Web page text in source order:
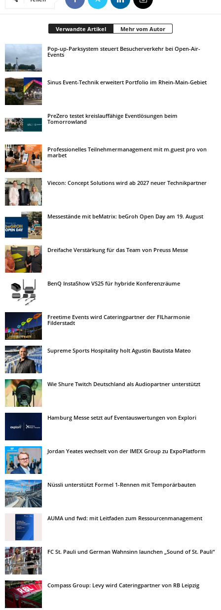
Verwandte Artikel Mehr vom Autor
Pop-up-Parksystem steuert Besucherverkehr bei Open-Air-
Events
Sinus Event-Technik erweitert Portfolio im Rhein-Main-Gebiet
PreZero testet kreislauffähige Eventlösungen beim
Tomorrowland
Professionelles Teilnehmermanagement mit m.guest pro von
marbet
Viecon: Concept Solutions wird ab 2027 neuer Technikpartner
Messestände mit beMatrix: beGroh Open Day am 19. August
Dreifache Verstärkung für das Team von Preuss Messe
BenQ InstaShow VS25 für hybride Konferenzräume
Freetime Events wird Cateringpartner der FILharmonie
Filderstadt
Supreme Sports Hospitality holt Agustin Bautista Mateo
Wie Shure Twitch Deutschland als Audiopartner unterstützt
Hamburg Messe setzt auf Eventauswertungen von Explori
Jordan Yeates wechselt von der IMEX Group zu ExpoPlatform
Nüssli unterstützt Formel 1-Rennen mit Temporärbauten
AUMA und fwd: mit Leitfaden zum Ressourcenmanagement
FC St. Pauli und German Wahnsinn launchen „Sound of St. Pauli“
Compass Group: Levy wird Cateringpartner von RB Leipzig